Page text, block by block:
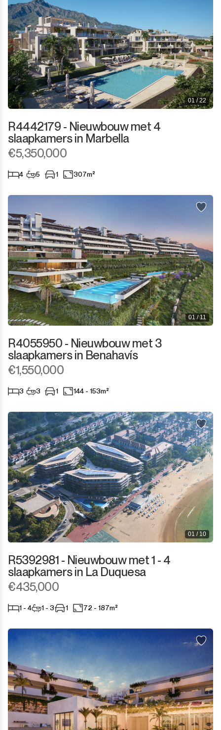
01 / 22
R4442179 - Nieuwbouw met 4
slaapkamers in Marbella
€5,350,000
4 5 1 307m²
01 / 11
R4055950 - Nieuwbouw met 3
slaapkamers in Benahavís
€1,550,000
3 3 1 144 - 153m²
01 / 10
R5392981 - Nieuwbouw met 1 - 4
slaapkamers in La Duquesa
€435,000
1 - 4 1 - 3 1 72 - 187m²